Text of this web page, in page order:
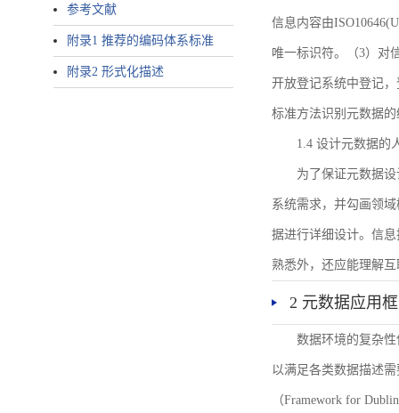
参考文献
附录1 推荐的编码体系标准
附录2 形式化描述
信息内容由
唯一标识符。（3）对
开放登记系统中登记
标准方法识别元数据
1.4 设计元数据的
为了保证元数据
系统需求，并勾画领
据进行详细设计。信
熟悉外，还应能理解
2 元数据应用
数据环境的复杂
以满足各类数据描述
（Framework for